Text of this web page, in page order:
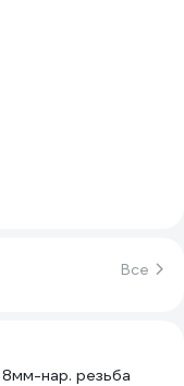
Все
нар. резьба